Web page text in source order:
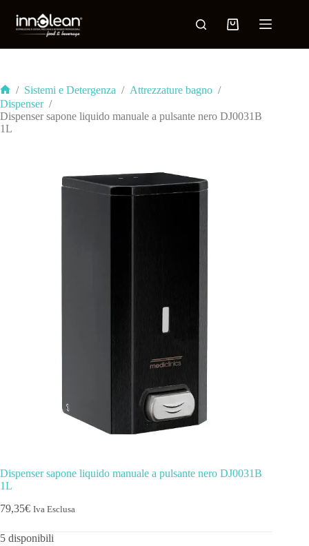
/ Sistemi e Detergenza / Attrezzature bagno /
Dispenser /
Dispenser sapone liquido manuale a pulsante nero DJ0031B
1L
Dispenser sapone liquido manuale a pulsante nero DJ0031B
1L
79,35€ Iva Esclusa
5 disponibili